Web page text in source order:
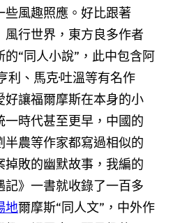
些風趣照應。好比跟著
風行世界，東方良多作者
“同人小說”，此中包含阿
利、馬克·吐溫等有名作
好讓福爾摩斯在本身的小
時代甚至更早，中國的
半農等作家都寫過相似的
敗的幽默故事，我編的
記》一書就收錄了一百多
地爾摩斯“同人文”，中外作